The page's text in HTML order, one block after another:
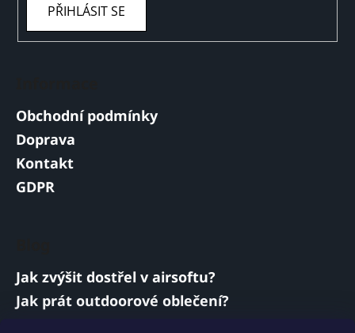
PŘIHLÁSIT SE
Obchodní podmínky
Doprava
Kontakt
GDPR
Jak zvýšit dostřel v airsoftu?
Jak prát outdoorové oblečení?